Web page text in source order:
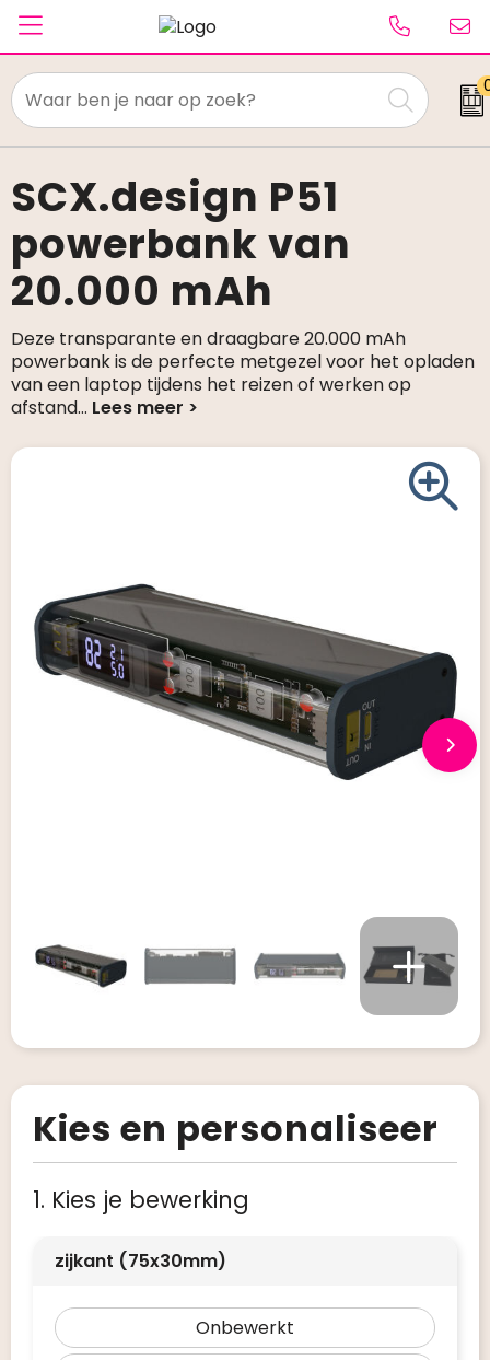
Textiel
Paraplu's
Caps & Beanies
Tassen
Drinkwaren
Schrijfwaren
SCX.design P51
powerbank van
20.000 mAh
Deze transparante en draagbare 20.000 mAh
powerbank is de perfecte metgezel voor het opladen
van een laptop tijdens het reizen of werken op
afstand...
Kies en personaliseer
1. Kies je bewerking
zijkant (75x30mm)
Onbewerkt